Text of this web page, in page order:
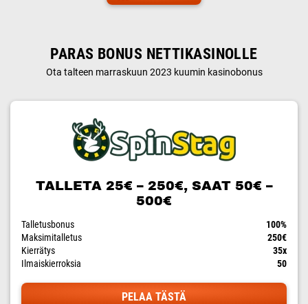
PARAS BONUS NETTIKASINOLLE
Ota talteen marraskuun 2023 kuumin kasinobonus
TALLETA 25€ – 250€, SAAT 50€ –
500€
Talletusbonus
100%
Maksimitalletus
250€
Kierrätys
35x
Ilmaiskierroksia
50
PELAA TÄSTÄ